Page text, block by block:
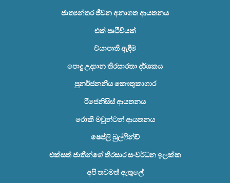
ජාත්‍යන්තර ජීවන අනාගත ආයතනය
එක් පෘථිවියක්
ව්යාපෘති ඇඳීම
පොදු උද්‍යාන තිරසාරතා දර්ශකය
පුනර්ජනනීය කෞතුකාගාර
රීජෙනිසිස් ආයතනය
රොකී මවුන්ටන් ආයතනය
ෂෙප්ලි බුල්ෆින්ච්
එක්සත් ජාතීන්ගේ තිරසාර සංවර්ධන ඉලක්ක
අපි තවමත් ඇතුලේ